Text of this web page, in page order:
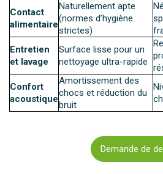
Contact
alimentaire
Naturellement apte
(normes d’hygiène
strictes)
Entretien
et lavage
Surface lisse pour un
nettoyage ultra-rapide
Confort
acoustique
Amortissement des
chocs et réduction du
bruit
Demande de